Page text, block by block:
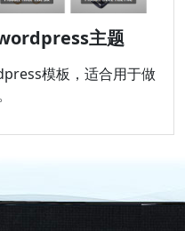
主题
模板，适合用于做